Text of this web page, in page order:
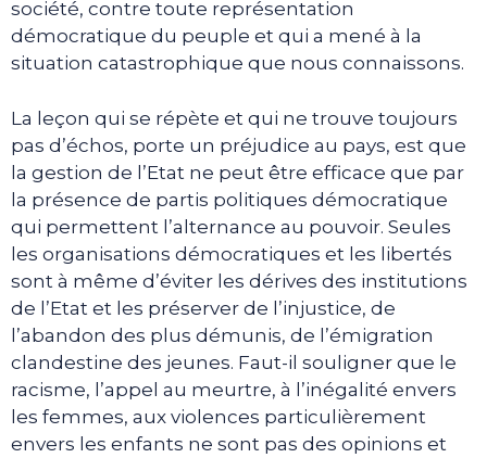
société, contre toute représentation
démocratique du peuple et qui a mené à la
situation catastrophique que nous connaissons.
La leçon qui se répète et qui ne trouve toujours
pas d’échos, porte un préjudice au pays, est que
la gestion de l’Etat ne peut être efficace que par
la présence de partis politiques démocratique
qui permettent l’alternance au pouvoir. Seules
les organisations démocratiques et les libertés
sont à même d’éviter les dérives des institutions
de l’Etat et les préserver de l’injustice, de
l’abandon des plus démunis, de l’émigration
clandestine des jeunes. Faut-il souligner que le
racisme, l’appel au meurtre, à l’inégalité envers
les femmes, aux violences particulièrement
envers les enfants ne sont pas des opinions et